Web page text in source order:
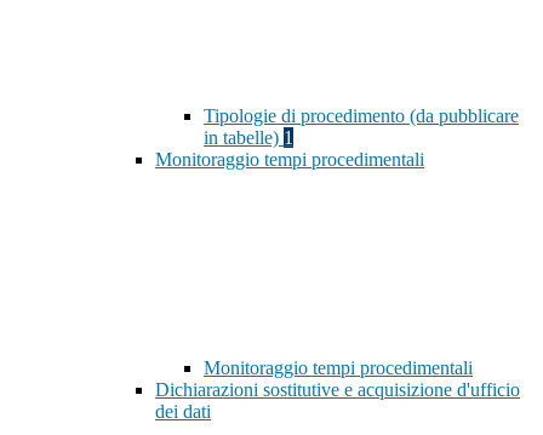
Tipologie di procedimento (da pubblicare
in tabelle) 1
Monitoraggio tempi procedimentali
Monitoraggio tempi procedimentali
Dichiarazioni sostitutive e acquisizione d'ufficio
dei dati